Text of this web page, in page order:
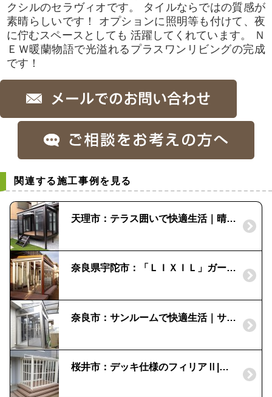
クシルのセラヴィオです。 タイルならではの質感が
素晴らしいです！ オプションに照明等も付けて、夜
に佇むスペースとしても 活躍してくれています。 Ｎ
ＥＷ暖蘭物語で光溢れるプラスワンリビングの完成
です！
関連する施工事例を見る
天理市：テラス囲いで快適生活｜晴れもようwith
奈良県宇陀市：「ＬＩＸＩＬ」ガーデンルーム ジーマ｜既存デッキ上に設置
奈良市：サンルームで快適生活｜サニージュ
桜井市：デッキ仕様のフィリアⅡ|ウッドデッキで広がる部屋